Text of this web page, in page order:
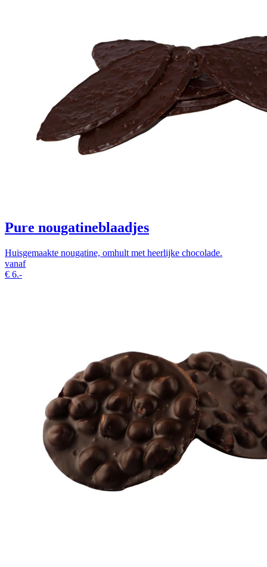
Pure nougatineblaadjes
Huisgemaakte nougatine, omhult met heerlijke chocolade.
vanaf
€ 6.-